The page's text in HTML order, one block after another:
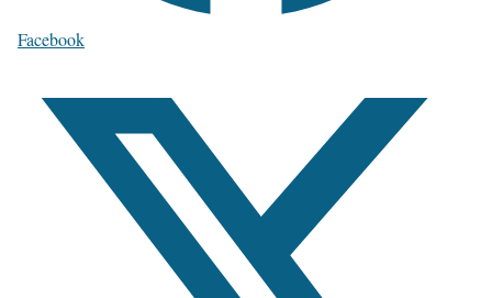
Facebook